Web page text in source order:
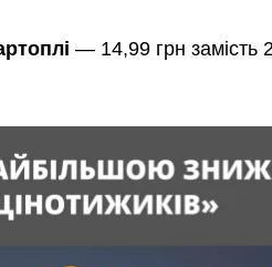
— 14,99 грн замість